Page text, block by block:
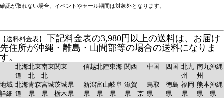
確認が取れない場合、イベントやセール期間は対象外となります。
【送料料金表】
下記料金表の3,980円以上の送料は、お届け
先住所が沖縄・離島・山間部等の場合の送料になりま
す。
北海
道
北東
北
南東
北
関東 信越北陸東海 関西 中国 四国 北九
州
南九
州
沖縄
地域
詳細
北海
道
青森
県
宮城
県
茨城県
栃木県
新潟
県
富山
県
岐阜
県
滋賀
県 京
鳥取
県
徳島
県
福岡
県
熊本
県
沖縄
県